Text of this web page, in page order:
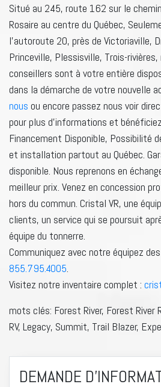
Situé au 245, route 162 sur le
Rosaire au centre du Québec,
l’autoroute 20, près de Victoriaville,
Princeville, Plessisville, Trois-
conseillers sont à votre entière
dans la démarche de votre nouvelle
nous ou encore passez nous voir
pour plus d’informations et
Financement Disponible, Possibilité
et installation partout au Québec.
disponible. Nous reprenons en
meilleur prix. Venez en concession
hors du commun. Cristal VR, une
clients, un service qui se poursuit
équipe du tonnerre.
Communiquez avec notre équipez
855.795.4005.
Visitez notre inventaire complet :
mots clés: Forest River, Forest River
RV, Legacy, Summit, Trail Blazer,
DEMANDE